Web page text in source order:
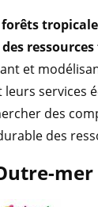
forêts
ressources
et
services
des
des
mer